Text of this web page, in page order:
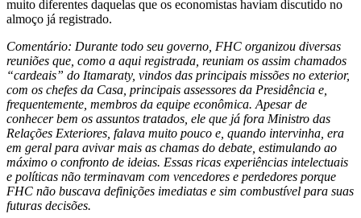
muito diferentes daquelas que os economistas haviam discutido no
almoço já registrado.
Comentário: Durante todo seu governo, FHC organizou diversas
reuniões que, como a aqui registrada, reuniam os assim chamados
“cardeais” do Itamaraty, vindos das principais missões no exterior,
com os chefes da Casa, principais assessores da Presidência e,
frequentemente, membros da equipe econômica. Apesar de
conhecer bem os assuntos tratados, ele que já fora Ministro das
Relações Exteriores, falava muito pouco e, quando intervinha, era
em geral para avivar mais as chamas do debate, estimulando ao
máximo o confronto de ideias. Essas ricas experiências intelectuais
e políticas não terminavam com vencedores e perdedores porque
FHC não buscava definições imediatas e sim combustível para suas
futuras decisões.